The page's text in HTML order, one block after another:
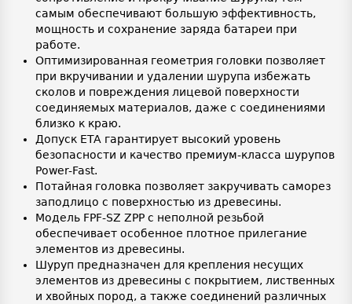
самым обеспечивают большую эффективность,
мощность и сохранение заряда батареи при
работе.
Оптимизированная геометрия головки позволяет
при вкручивании и удалении шурупа избежать
сколов и повреждения лицевой поверхности
соединяемых материалов, даже с соединениями
близко к краю.
Допуск ETA гарантирует высокий уровень
безопасности и качество премиум-класса шурупов
Power-Fast.
Потайная головка позволяет закручивать саморез
заподлицо с поверхностью из древесины.
Модель FPF-SZ ZPP с неполной резьбой
обеспечивает особенное плотное прилегание
элементов из древесины.
Шуруп предназначен для крепления несущих
элементов из древесины с покрытием, лиственных
и хвойных пород, а также соединений различных